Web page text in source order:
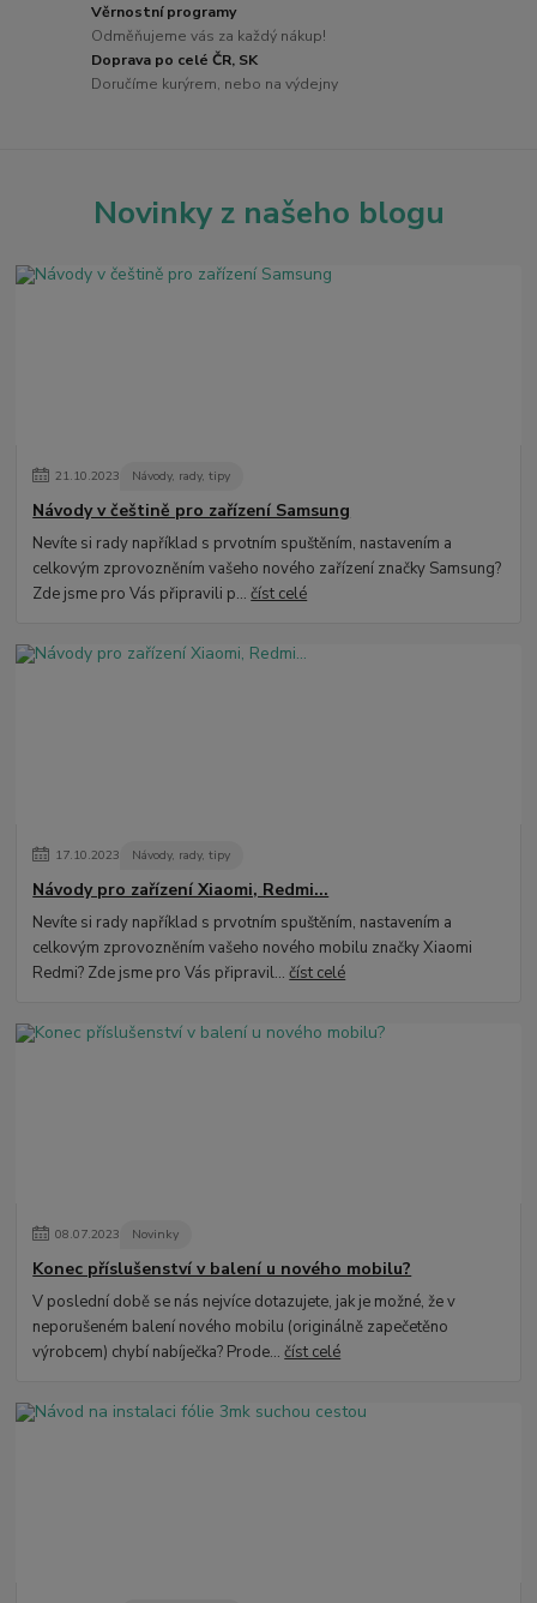
Věrnostní programy
Odměňujeme vás za každý nákup!
Doprava po celé ČR, SK
Doručíme kurýrem, nebo na výdejny
Novinky z našeho blogu
21.10.2023 Návody, rady, tipy
Návody v češtině pro zařízení Samsung
Nevíte si rady například s prvotním spuštěním, nastavením a
celkovým zprovozněním vašeho nového zařízení značky Samsung?
Zde jsme pro Vás připravili p...číst celé
17.10.2023 Návody, rady, tipy
Návody pro zařízení Xiaomi, Redmi...
Nevíte si rady například s prvotním spuštěním, nastavením a
celkovým zprovozněním vašeho nového mobilu značky Xiaomi
Redmi? Zde jsme pro Vás připravil...číst celé
08.07.2023 Novinky
Konec příslušenství v balení u nového mobilu?
V poslední době se nás nejvíce dotazujete, jak je možné, že v
neporušeném balení nového mobilu (originálně zapečetěno
výrobcem) chybí nabíječka? Prode...číst celé